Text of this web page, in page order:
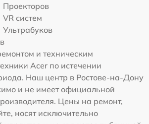
Проекторов
VR систем
Ультрабуков
и техническим
Acer по истечении
Наш центр в Ростове-на-Дону
и не имеет официальной
Цены на ремонт,
носят исключительно